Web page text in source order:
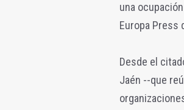
una
Europa Press
Desde el
Jaén --que